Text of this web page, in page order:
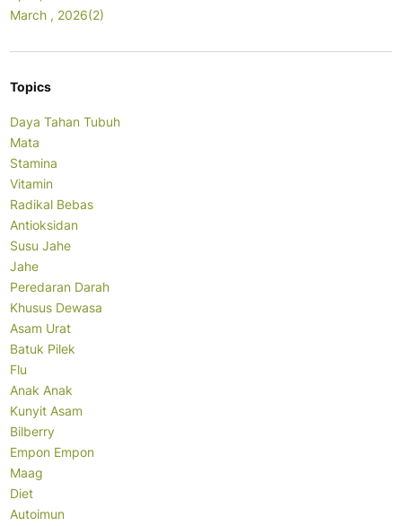
March , 2026(2)
Topics
Daya Tahan Tubuh
Mata
Stamina
Vitamin
Radikal Bebas
Antioksidan
Susu Jahe
Jahe
Peredaran Darah
Khusus Dewasa
Asam Urat
Batuk Pilek
Flu
Anak Anak
Kunyit Asam
Bilberry
Empon Empon
Maag
Diet
Autoimun